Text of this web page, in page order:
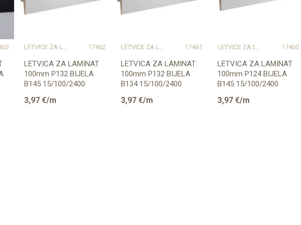
LETVICE ZA LAMINAT 17462
LETVICA ZA LAMINAT
100mm P132 BIJELA
B145 15/100/2400
BOJANJE)
3,97 €/m
LETVICE ZA LAMINAT 17461
LETVICA ZA LAMINAT
100mm P132 BIJELA
B134 15/100/2400
3,97 €/m
LETVICE ZA LAMINAT 17460
LETVICA ZA LAMINAT
100mm P124 BIJELA
B145 15/100/2400
(PRIPREMLJENA ZA ...
3,97 €/m